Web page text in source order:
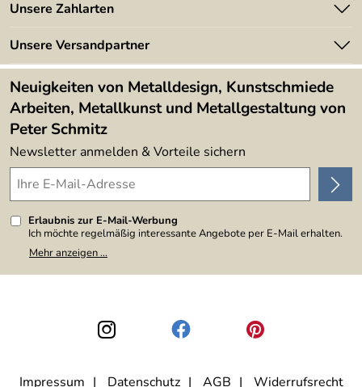
Kundeninformationen
Newsletter
Lieferbedingungen
Kundenbewertungen (394)
4,9/5
Unsere Zahlarten
Unsere Versandpartner
Neuigkeiten von Metalldesign, Kunstschmiede
Arbeiten, Metallkunst und Metallgestaltung von
Peter Schmitz
Newsletter anmelden & Vorteile sichern
Erlaubnis zur E-Mail-Werbung
Ich möchte regelmäßig interessante Angebote per E-Mail erhalten.
Meine E-Mail-Adresse wird nicht an andere Unternehmen
weitergegeben. Zu statistischen Zwecken wird in anonymer Form
den Link "Abmelden" am Ende des Newsletters anklicke. Die
Datenschutzerklärung
habe ich zur Kenntnis genommen.
Mehr anzeigen ...
Impressum Datenschutz AGB Widerrufsrecht